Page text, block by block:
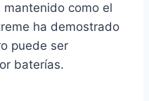
como el
ha demostrado
puede ser
baterías.